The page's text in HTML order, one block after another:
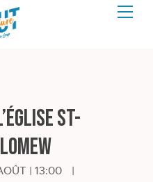
St-
| 13:00
|